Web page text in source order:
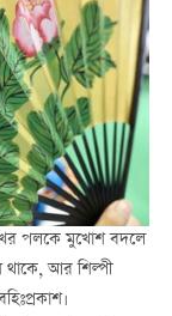
পলকে মুখোশ বদলে
থাকে, আর শিল্পী